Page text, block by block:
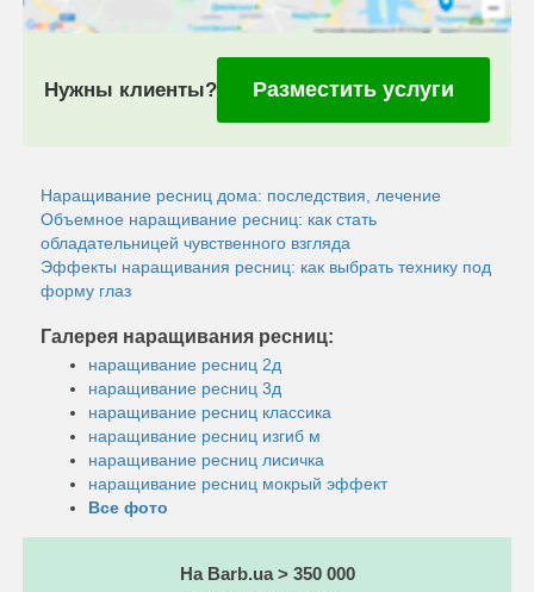
Нужны клиенты? Разместить услуги
Наращивание ресниц дома: последствия, лечение
Объемное наращивание ресниц: как стать
обладательницей чувственного взгляда
Эффекты наращивания ресниц: как выбрать технику под
форму глаз
Галерея наращивания ресниц:
наращивание ресниц 2д
наращивание ресниц 3д
наращивание ресниц классика
наращивание ресниц изгиб м
наращивание ресниц лисичка
наращивание ресниц мокрый эффект
Все фото
На Barb.ua > 350 000